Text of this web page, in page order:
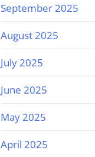
September 2025
August 2025
July 2025
June 2025
May 2025
April 2025